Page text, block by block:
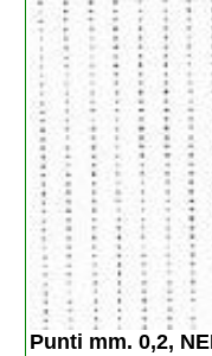
Punti mm. 0,2,